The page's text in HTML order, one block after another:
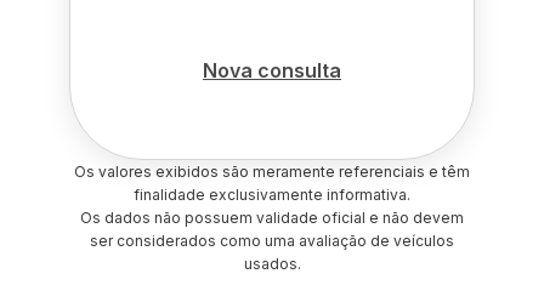
Nova consulta
Os valores exibidos são meramente referenciais e têm
finalidade exclusivamente informativa.
Os dados não possuem validade oficial e não devem
ser considerados como uma avaliação de veículos
usados.